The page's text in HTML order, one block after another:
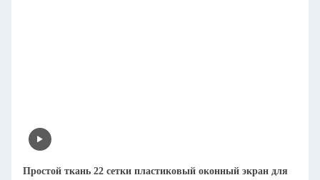
Простой ткань 22 сетки пластиковый оконный экран для